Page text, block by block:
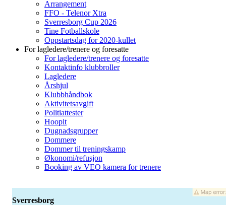
Arrangement
FFO - Telenor Xtra
Sverresborg Cup 2026
Tine Fotballskole
Oppstartsdag for 2020-kullet
For lagledere/trenere og foresatte
For lagledere/trenere og foresatte
Kontaktinfo klubbroller
Lagledere
Årshjul
Klubbhåndbok
Aktivitetsavgift
Politiattester
Hoopit
Dugnadsgrupper
Dommere
Dommer til treningskamp
Økonomi/refusjon
Booking av VEO kamera for trenere
Sverresborg